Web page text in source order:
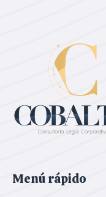
Menú rápido